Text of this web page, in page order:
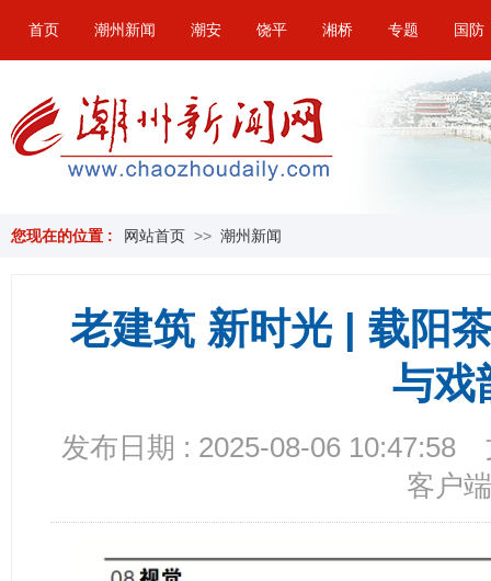
首页 潮州新闻 潮安 饶平 湘桥 专题 国防
您现在的位置 : 网站首页 >> 潮州新闻
老建筑 新时光 | 载阳
与戏
发布日期 : 2025-08-06 10:47:58
客户端